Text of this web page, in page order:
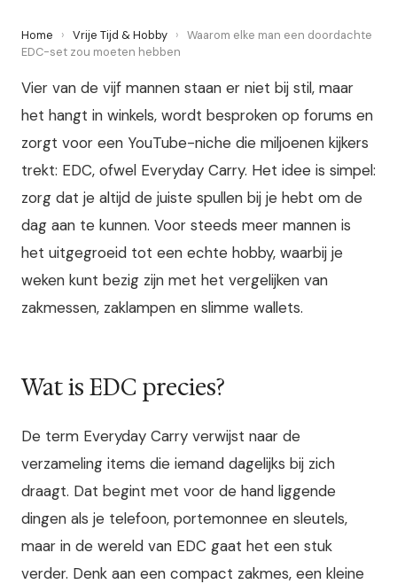
Home › Vrije Tijd & Hobby › Waarom elke man een doordachte
EDC-set zou moeten hebben
Vier van de vijf mannen staan er niet bij stil, maar
het hangt in winkels, wordt besproken op forums en
zorgt voor een YouTube-niche die miljoenen kijkers
trekt: EDC, ofwel Everyday Carry. Het idee is simpel:
zorg dat je altijd de juiste spullen bij je hebt om de
dag aan te kunnen. Voor steeds meer mannen is
het uitgegroeid tot een echte hobby, waarbij je
weken kunt bezig zijn met het vergelijken van
zakmessen, zaklampen en slimme wallets.
Wat is EDC precies?
De term Everyday Carry verwijst naar de
verzameling items die iemand dagelijks bij zich
draagt. Dat begint met voor de hand liggende
dingen als je telefoon, portemonnee en sleutels,
maar in de wereld van EDC gaat het een stuk
verder. Denk aan een compact zakmes, een kleine